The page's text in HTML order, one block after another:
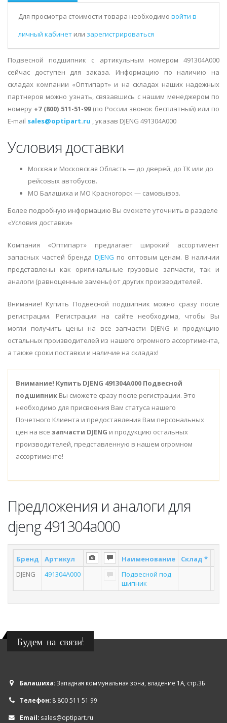
Для просмотра стоимости товара необходимо войти в
личный кабинет или зарегистрироваться
Подвесной подшипник с артикульным номером 491304A000
сейчас доступен для заказа. Информацию по наличию на
складах компании «Оптипарт» и на складах наших надежных
партнеров можно узнать, связавшись с нашим менеджером по
номеру +7 (800) 511-51-99(по России звонок бесплатный) или по
E-mail sales@optipart.ru , указав DJENG 491304A000
Условия доставки
Москва и Московская Область — до дверей, до ТК или до
рейсовых автобусов.
МО Балашиха и МО Красногорск — самовывоз.
Более подробную информацию Вы сможете уточнить в разделе
«Условия доставки»
Компания «Оптипарт» предлагает широкий ассортимент
запасных частей бренда DJENG по оптовым ценам. В наличии
представлены как оригинальные грузовые запчасти, так и
аналоги (равноценные замены) от других производителей.
Внимание! Купить Подвесной подшипник можно сразу после
регистрации. Регистрация на сайте необходима, чтобы Вы
могли получить цены на все запчасти DJENG и продукцию
остальных производителей из нашего огромного ассортимента,
а также сроки поставки и наличие на складах!
Внимание! Купить DJENG 491304A000 Подвесной
подшипник Вы сможете сразу после регистрации. Это
необходимо для присвоения Вам статуса нашего
Почетного Клиента и предоставления Вам персональных
цен на все запчасти DJENG и продукцию остальных
производителей, представленную в нашем огромном
ассортименте!
Предложения и аналоги для
djeng 491304a000
Бренд Артикул Наименование Склад *
DJENG
491304A000
Подвесной под
шипник
Будем на связи!
Балашиха:Западная коммунальная зона, владение 1А, стр.3Б
Телефон: 8 800 511 51 99
Email: sales@optipart.ru